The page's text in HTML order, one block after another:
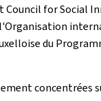
for Social
du
concentrées